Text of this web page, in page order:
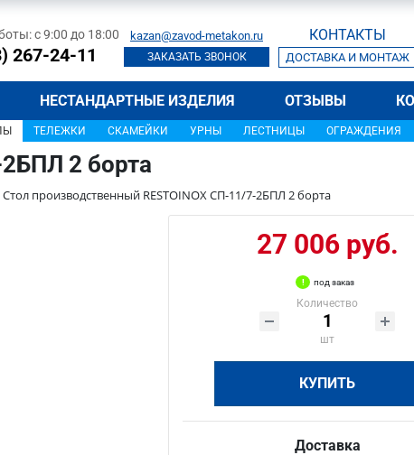
с 9:00 до 18:00
267-24-11
kazan@zavod-metakon.ru
ЗАКАЗАТЬ ЗВОНОК
КОНТАКТЫ
ДОСТАВКА И МОНТАЖ
НЕСТАНДАРТНЫЕ ИЗДЕЛИЯ ОТЗЫВЫ
ТЕЛЕЖКИ СКАМЕЙКИ УРНЫ ЛЕСТНИЦЫ ОГРАЖДЕНИЯ
2 борта
Стол производственный RESTOINOX СП-11/7-2БПЛ 2 борта
27 006 руб.
под заказ
Количество
шт
КУПИТЬ
Доставка